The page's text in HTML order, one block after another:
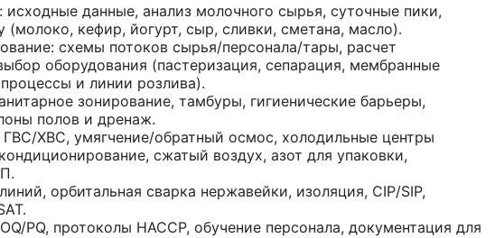
данные, анализ молочного сырья, суточные пики,
(молоко, кефир, йогурт, сыр, сливки, сметана, масло).
схемы потоков сырья/персонала/тары, расчет
оборудования (пастеризация, сепарация, мембранные
и линии розлива).
зонирование, тамбуры, гигиенические барьеры,
полов и дренаж.
ХВС, умягчение/обратный осмос, холодильные центры
сжатый воздух, азот для упаковки,
орбитальная сварка нержавейки, изоляция, CIP/SIP,
PQ, протоколы HACCP, обучение персонала, документация для